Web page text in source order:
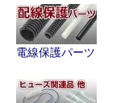
電線保護パーツ